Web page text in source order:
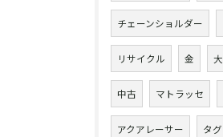
チェーンショルダー
リサイクル 金
中古 マトラッセ
アクアレーサー タ